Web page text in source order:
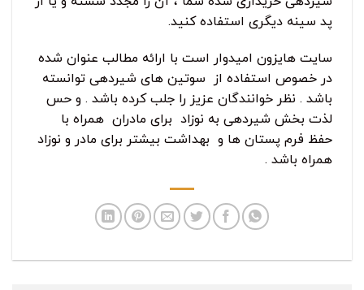
پد سینه دیگری استفاده کنید.
سایت هایزون امیدوار است با ارائه مطالب عنوان شده
در خصوص استفاده از سوتین های شیردهی توانسته
باشد . نظر خوانندگان عزیز را جلب کرده باشد . و حس
لذت بخش شیردهی به نوزاد برای مادران همراه با
حفظ فرم پستان ها و بهداشت بیشتر برای مادر و نوزاد
همراه باشد .